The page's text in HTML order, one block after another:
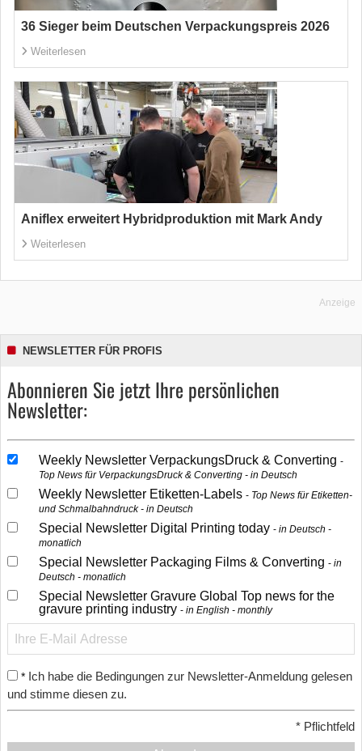
36 Sieger beim Deutschen Verpackungspreis 2026
Weiterlesen
Aniflex erweitert Hybridproduktion mit Mark Andy
Weiterlesen
Anzeige
NEWSLETTER FÜR PROFIS
Abonnieren Sie jetzt Ihre persönlichen
Newsletter:
Weekly Newsletter VerpackungsDruck & Converting
Top News für VerpackungsDruck & Converting - in Deutsch
Weekly Newsletter Etiketten-Labels
Top News für Etiketten-
und Schmalbahndruck - in Deutsch
Special Newsletter Digital Printing today
in Deutsch -
monatlich
Special Newsletter Packaging Films & Converting
in
Deutsch - monatlich
Special Newsletter Gravure Global Top news for the
gravure printing industry
in English - monthly
* Ich habe die Bedingungen zur Newsletter-Anmeldung gelesen
und stimme diesen zu.
* Pflichtfeld